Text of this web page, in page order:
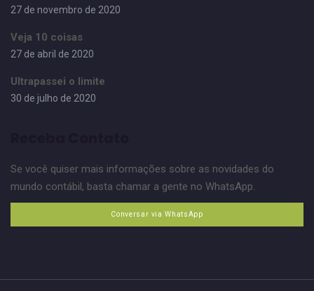
27 de novembro de 2020
Veja 10 coisas
27 de abril de 2020
Ultrapassei o limite
30 de julho de 2020
Se você quiser mais informações sobre as novidades do
mundo contábil, basta chamar a gente no WhatsApp.
Conversar via WhatsApp